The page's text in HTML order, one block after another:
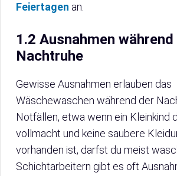
Feiertagen an.
1.2 Ausnahmen während
Nachtruhe
Gewisse Ausnahmen erlauben das
Wäschewaschen während der
Notfällen, etwa wenn ein Kleinkind
vollmacht und keine saubere
vorhanden ist, darfst du meist
Schichtarbeitern gibt es oft